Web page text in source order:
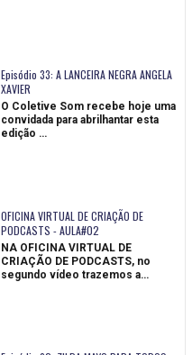
Episódio 33: A LANCEIRA NEGRA ANGELA
XAVIER
O Coletive Som recebe hoje uma
convidada para abrilhantar esta
edição …
OFICINA VIRTUAL DE CRIAÇÃO DE
PODCASTS - AULA#02
NA OFICINA VIRTUAL DE
CRIAÇÃO DE PODCASTS, no
segundo vídeo trazemos a…